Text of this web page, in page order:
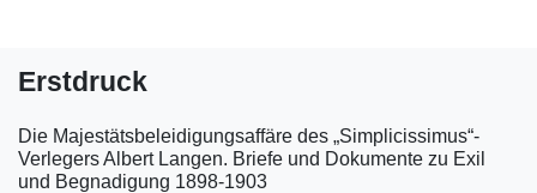
Erstdruck
Die Majestätsbeleidigungsaffäre des „Simplicissimus“-
Verlegers Albert Langen. Briefe und Dokumente zu Exil
und Begnadigung 1898-1903